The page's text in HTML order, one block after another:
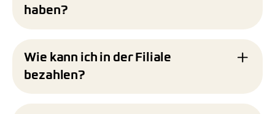
haben?
bereits ausgesucht haben. Wir begleiten Sie
Trauringgestaltung. Wenn Sie klare
Vorstellungen haben, setzen wir diese
selbstverständlich gerne um. Falls Sie jedoch
Wie kann ich in der Filiale
bezahlen?